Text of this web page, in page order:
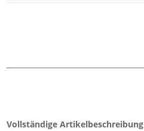
Vollständige Artikelbeschreibung